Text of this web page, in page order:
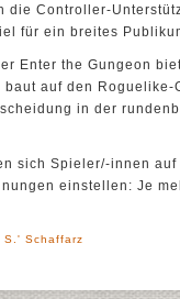
die Controller-
für ein breites
Enter the Gungeon
auf den
in der
sich Spieler/-innen
einstellen: Je
S.' Schaffarz